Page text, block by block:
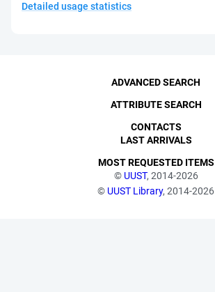
Detailed usage statistics
© UUST, 2014-2026
© UUST Library, 2014-2026
ADVANCED SEARCH
ATTRIBUTE SEARCH
CONTACTS
LAST ARRIVALS
MOST REQUESTED ITEMS